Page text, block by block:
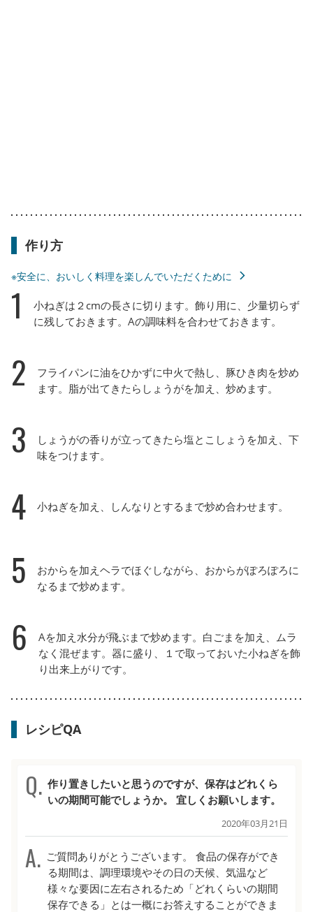
作り方
※安全に、おいしく料理を楽しんでいただくために
1
小ねぎは２cmの長さに切ります。飾り用に、少量切らず
に残しておきます。Aの調味料を合わせておきます。
2
フライパンに油をひかずに中火で熱し、豚ひき肉を炒め
ます。脂が出てきたらしょうがを加え、炒めます。
3
しょうがの香りが立ってきたら塩とこしょうを加え、下
味をつけます。
4 小ねぎを加え、しんなりとするまで炒め合わせます。
5
おからを加えヘラでほぐしながら、おからがぽろぽろに
なるまで炒めます。
6
Aを加え水分が飛ぶまで炒めます。白ごまを加え、ムラ
なく混ぜます。器に盛り、１で取っておいた小ねぎを飾
り出来上がりです。
レシピQA
作り置きしたいと思うのですが、保存はどれくら
いの期間可能でしょうか。 宜しくお願いします。
2020年03月21日
ご質問ありがとうございます。 食品の保存ができ
る期間は、調理環境やその日の天候、気温など
様々な要因に左右されるため「どれくらいの期間
保存できる」とは一概にお答えすることができま